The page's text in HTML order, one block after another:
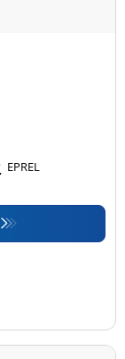
EPREL